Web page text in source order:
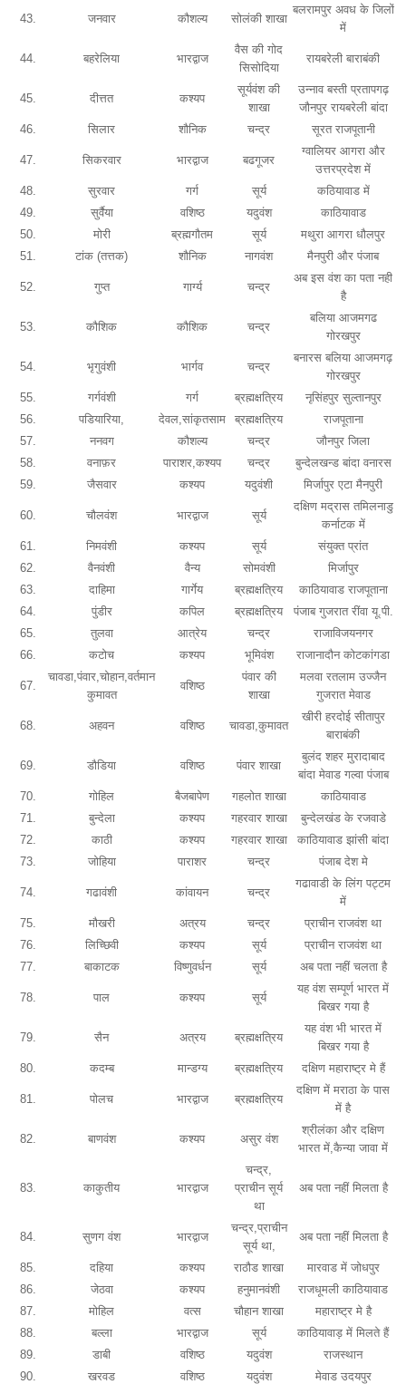
43. जनवार कौशल्य सोलंकी शाखा
बलरामपुर अवध के जिलों
में
44. बहरेलिया भारद्वाज
वैस की गोद
सिसोदिया
रायबरेली बाराबंकी
45. दीत्तत कश्यप
सूर्यवंश की
शाखा
उन्नाव बस्ती प्रतापगढ़
जौनपुर रायबरेली बांदा
46.
सिलार शौनिक चन्द्र सूरत राजपूतानी
47. सिकरवार भारद्वाज बढगूजर
ग्वालियर आगरा और
उत्तरप्रदेश में
48.
सुरवार गर्ग सूर्य
कठियावाड में
49.
सुर्वैया वशिष्ठ यदुवंश
काठियावाड
50.
मोरी ब्रह्मगौतम सूर्य
मथुरा आगरा धौलपुर
51.
टांक (तत्तक) शौनिक नागवंश मैनपुरी और पंजाब
52. गुप्त गार्ग्य चन्द्र
अब इस वंश का पता नही
है
53. कौशिक कौशिक चन्द्र
बलिया आजमगढ
गोरखपुर
54. भृगुवंशी भार्गव चन्द्र
बनारस बलिया आजमगढ़
गोरखपुर
55.
गर्गवंशी गर्ग ब्रह्मक्षत्रिय
नृसिंहपुर सुल्तानपुर
56.
पडियारिया, देवल,सांकृतसाम ब्रह्मक्षत्रिय
राजपूताना
57.
ननवग कौशल्य चन्द्र
जौनपुर जिला
58.
वनाफ़र पाराशर,कश्यप चन्द्र
बुन्देलखन्ड बांदा वनारस
59.
जैसवार कश्यप यदुवंशी मिर्जापुर एटा मैनपुरी
60. चौलवंश भारद्वाज सूर्य
दक्षिण मद्रास तमिलनाडु
कर्नाटक में
61.
निमवंशी कश्यप सूर्य
संयुक्त प्रांत
62.
वैनवंशी वैन्य सोमवंशी
मिर्जापुर
63.
दाहिमा गार्गेय ब्रह्मक्षत्रिय
काठियावाड राजपूताना
64.
पुंडीर कपिल ब्रह्मक्षत्रिय
पंजाब गुजरात रींवा यू.पी.
65.
तुलवा आत्रेय चन्द्र
राजाविजयनगर
66.
कटोच कश्यप भूमिवंश राजानादौन कोटकांगडा
67.
चावडा,पंवार,चोहान,वर्तमान
कुमावत
वशिष्ठ
पंवार की
शाखा
मलवा रतलाम उज्जैन
गुजरात मेवाड
68. अहवन वशिष्ठ चावडा,कुमावत
खीरी हरदोई सीतापुर
बाराबंकी
69. डौडिया वशिष्ठ पंवार शाखा
बुलंद शहर मुरादाबाद
बांदा मेवाड गल्वा पंजाब
70.
गोहिल बैजबापेण गहलोत शाखा
काठियावाड
71.
बुन्देला कश्यप गहरवार शाखा
बुन्देलखंड के रजवाडे
72.
काठी कश्यप गहरवार शाखा
काठियावाड झांसी बांदा
73.
जोहिया पाराशर चन्द्र पंजाब देश मे
74. गढावंशी कांवायन चन्द्र
गढावाडी के लिंग पट्टम
में
75.
मौखरी अत्रय चन्द्र
प्राचीन राजवंश था
76.
लिच्छिवी कश्यप सूर्य
प्राचीन राजवंश था
77.
बाकाटक विष्णुवर्धन सूर्य अब पता नहीं चलता है
78. पाल कश्यप सूर्य
यह वंश सम्पूर्ण भारत में
बिखर गया है
79. सैन अत्रय ब्रह्मक्षत्रिय
यह वंश भी भारत में
बिखर गया है
80.
कदम्ब मान्डग्य ब्रह्मक्षत्रिय दक्षिण महाराष्ट्र मे हैं
81. पोलच भारद्वाज ब्रह्मक्षत्रिय
दक्षिण में मराठा के पास
में है
82. बाणवंश कश्यप असुर वंश
श्रीलंका और दक्षिण
भारत में,कैन्या जावा में
83. काकुतीय भारद्वाज
चन्द्र,
प्राचीन सूर्य
था
अब पता नहीं मिलता है
84. सुणग वंश भारद्वाज
चन्द्र,प्राचीन
सूर्य था,
अब पता नहीं मिलता है
85. दहिया कश्यप राठौड शाखा
मारवाड में जोधपुर
86.
जेठवा कश्यप हनुमानवंशी
राजधूमली काठियावाड
87.
मोहिल वत्स चौहान शाखा
महाराष्ट्र मे है
88.
बल्ला भारद्वाज सूर्य
काठियावाड़ में मिलते हैं
89.
डाबी वशिष्ठ यदुवंश
राजस्थान
90.
खरवड वशिष्ठ यदुवंश
मेवाड उदयपुर